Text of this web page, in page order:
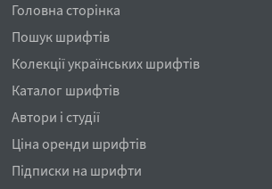
Головна сторінка
Пошук шрифтів
Колекції українських шрифтів
Каталог шрифтів
Автори і студії
Ціна оренди шрифтів
Підписки на шрифти